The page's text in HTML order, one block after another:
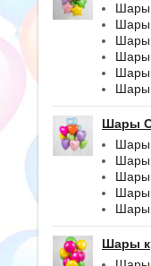
Шары
Шары
Шары
Шары
Шары
Шары
Шары
Шары
Шары
Шары
Шары
Шары
Шары